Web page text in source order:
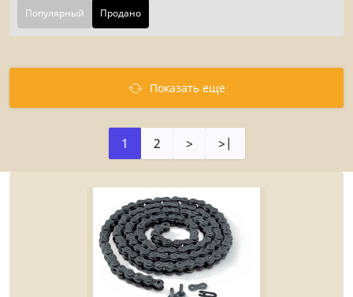
Популярный Продано
Показать еще
1 2 > >|